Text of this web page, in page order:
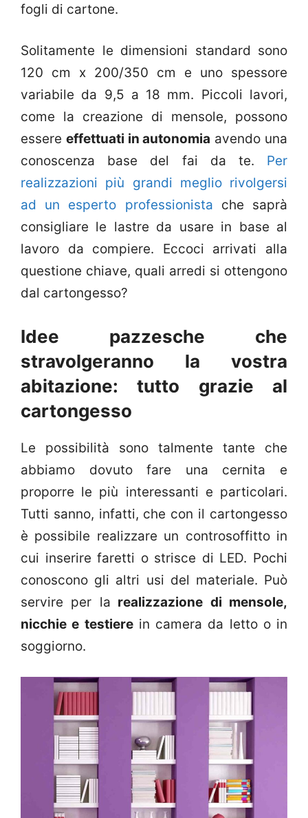
fogli di cartone.
Solitamente le dimensioni standard sono
120 cm x 200/350 cm e uno spessore
variabile da 9,5 a 18 mm. Piccoli lavori,
come la creazione di mensole, possono
essere effettuati in autonomia avendo una
conoscenza base del fai da te. Per
realizzazioni più grandi meglio rivolgersi
ad un esperto professionista che saprà
consigliare le lastre da usare in base al
lavoro da compiere. Eccoci arrivati alla
questione chiave, quali arredi si ottengono
dal cartongesso?
Idee pazzesche che
stravolgeranno la vostra
abitazione: tutto grazie al
cartongesso
Le possibilità sono talmente tante che
abbiamo dovuto fare una cernita e
proporre le più interessanti e particolari.
Tutti sanno, infatti, che con il cartongesso
è possibile realizzare un controsoffitto in
cui inserire faretti o strisce di LED. Pochi
conoscono gli altri usi del materiale. Può
servire per la realizzazione di mensole,
nicchie e testierein camera da letto o in
soggiorno.